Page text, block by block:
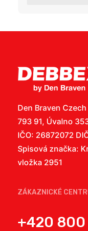
Den Braven
793 91, Úvalno
IČO: 26872072
Spisová značka:
vložka 2951
ZÁKAZNICKÉ
+420